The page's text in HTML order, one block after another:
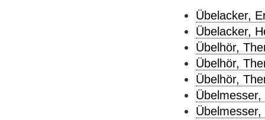
Übelacker,
Übelacker,
Übelhör,
Übelhör,
Übelhör,